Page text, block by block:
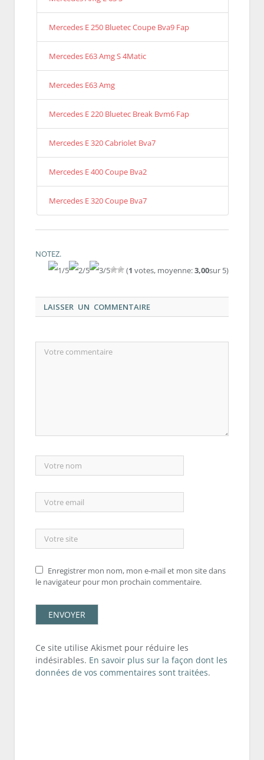
Mercedes E 250 Bluetec Coupe Bva9 Fap
Mercedes E63 Amg S 4Matic
Mercedes E63 Amg
Mercedes E 220 Bluetec Break Bvm6 Fap
Mercedes E 320 Cabriolet Bva7
Mercedes E 400 Coupe Bva2
Mercedes E 320 Coupe Bva7
NOTEZ.
(1 votes, moyenne:3,00sur 5)
LAISSER UN COMMENTAIRE
Enregistrer mon nom, mon e-mail et mon site dans
le navigateur pour mon prochain commentaire.
Ce site utilise Akismet pour réduire les
indésirables. En savoir plus sur la façon dont les
données de vos commentaires sont traitées.